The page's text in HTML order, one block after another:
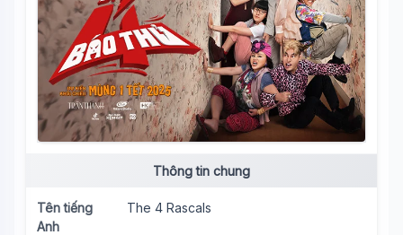
Thông tin chung
Tên tiếng
Anh
The 4 Rascals